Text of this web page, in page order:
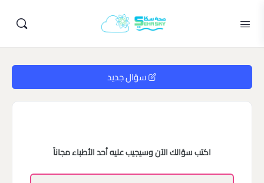
سؤال جديد
اكتب سؤالك الآن وسيجيب عليه أحد الأطباء مجاناً